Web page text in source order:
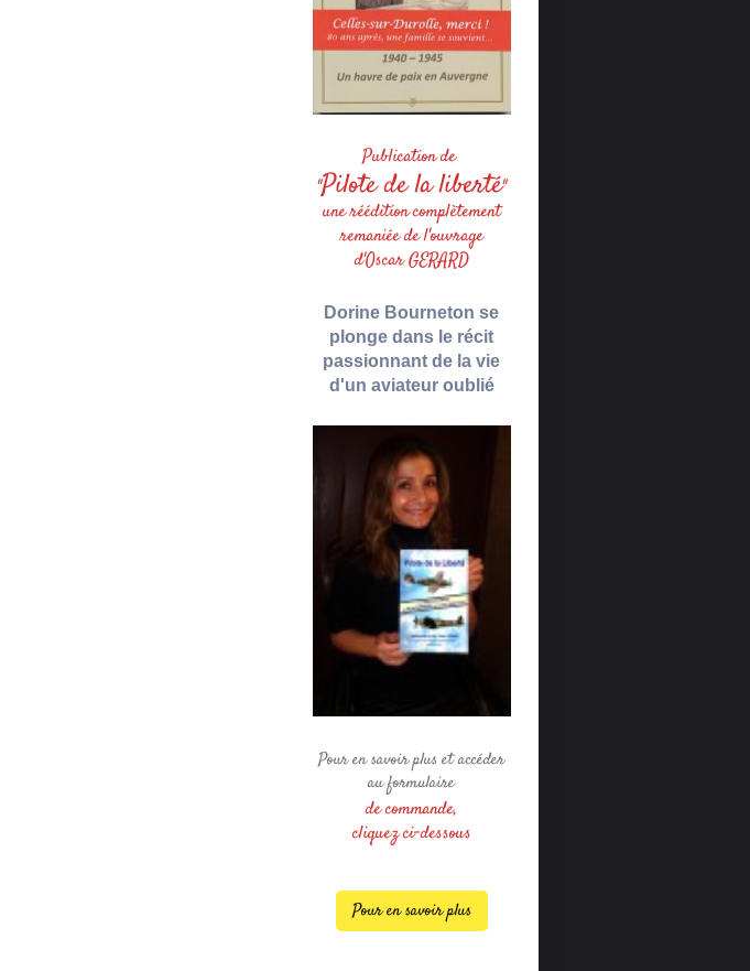
Publication de
"Pilote de la liberté"
une réédition complètement
remaniée de l'ouvrage
d'Oscar GERARD
Dorine Bourneton se
plonge dans le récit
passionnant de la vie
d'un aviateur oublié
Pour en savoir plus et accéder
au formulaire
de commande,
cliquez ci-dessous
Pour en savoir plus